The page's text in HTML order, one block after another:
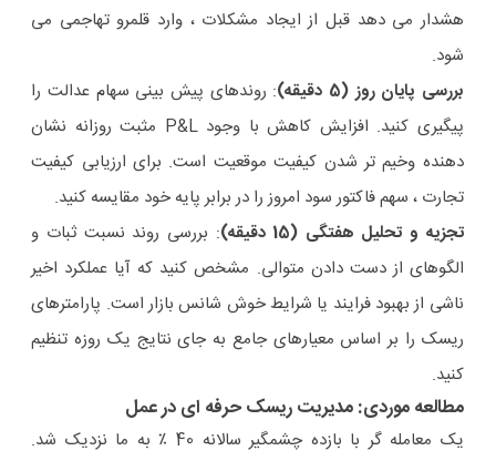
هشدار می دهد قبل از ایجاد مشکلات ، وارد قلمرو تهاجمی می
شود.
بررسی پایان روز (5 دقیقه)
: روندهای پیش بینی سهام عدالت را
پیگیری کنید. افزایش کاهش با وجود P&L مثبت روزانه نشان
دهنده وخیم تر شدن کیفیت موقعیت است. برای ارزیابی کیفیت
تجارت ، سهم فاکتور سود امروز را در برابر پایه خود مقایسه کنید.
تجزیه و تحلیل هفتگی (15 دقیقه)
: بررسی روند نسبت ثبات و
الگوهای از دست دادن متوالی. مشخص کنید که آیا عملکرد اخیر
ناشی از بهبود فرایند یا شرایط خوش شانس بازار است. پارامترهای
ریسک را بر اساس معیارهای جامع به جای نتایج یک روزه تنظیم
کنید.
مطالعه موردی: مدیریت ریسک حرفه ای در عمل
یک معامله گر با بازده چشمگیر سالانه 40 ٪ به ما نزدیک شد.